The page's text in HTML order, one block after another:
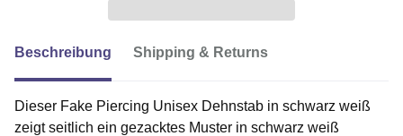
Beschreibung Shipping & Returns
Dieser Fake Piercing Unisex Dehnstab in schwarz weiß
zeigt seitlich ein gezacktes Muster in schwarz weiß